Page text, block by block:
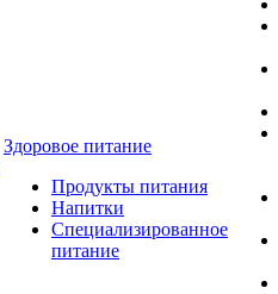
Здоровое питание
Продукты питания
Напитки
Специализированное
питание